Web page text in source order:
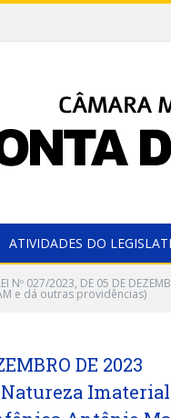
ATIVIDADES DO
LEI Nº 027/2023, DE 05 DE
e dá outras providências)
DE 2023